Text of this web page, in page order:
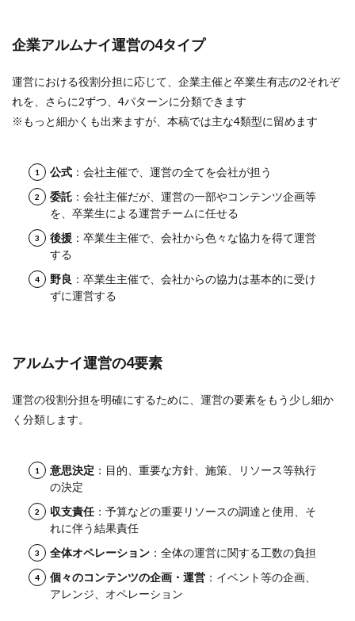
企業アルムナイ運営の4タイプ
運営における役割分担に応じて、企業主催と卒業生有志の2それぞ
れを、さらに2ずつ、4パターンに分類できます
※もっと細かくも出来ますが、本稿では主な4類型に留めます
公式 ：会社主催で、運営の全てを会社が担う
委託 ：会社主催だが、運営の一部やコンテンツ企画等
を、卒業生による運営チームに任せる
後援 ：卒業生主催で、会社から色々な協力を得て運営
する
野良 ：卒業生主催で、会社からの協力は基本的に受け
ずに運営する
アルムナイ運営の4要素
運営の役割分担を明確にするために、運営の要素をもう少し細か
く分類します。
意思決定 ：目的、重要な方針、施策、リソース等執行
の決定
収支責任：予算などの重要リソースの調達と使用、そ
れに伴う結果責任
全体オペレーション ：全体の運営に関する工数の負担
個々のコンテンツの企画・運営 ：イベント等の企画、
アレンジ、オペレーション